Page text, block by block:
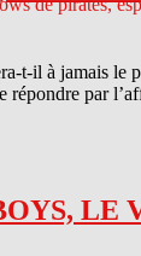
t-il à jamais le
répondre par
LE